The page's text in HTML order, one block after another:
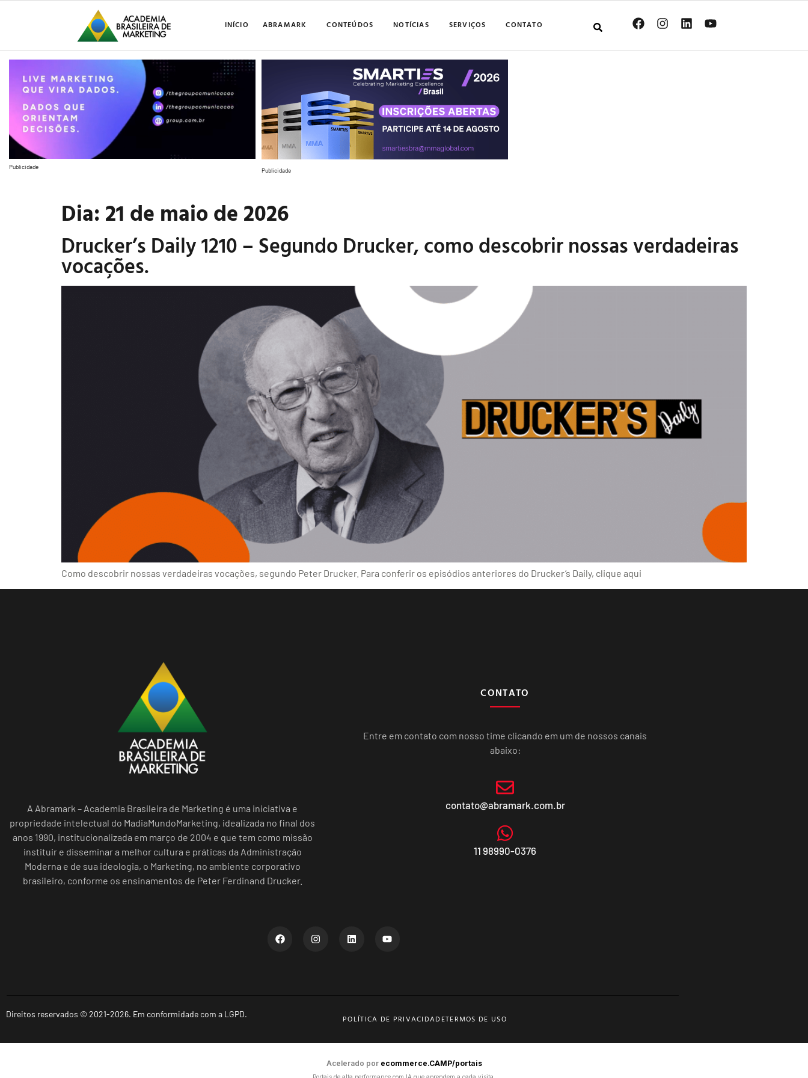
INÍCIO ABRAMARK CONTEÚDOS NOTÍCIAS SERVIÇOS CONTATO
Publicidade Publicidade
Dia: 21 de maio de 2026
Drucker’s Daily 1210 – Segundo Drucker, como descobrir nossas verdadeiras
vocações.
Como descobrir nossas verdadeiras vocações, segundo Peter Drucker. Para conferir os episódios anteriores do Drucker’s Daily, clique aqui
A Abramark – Academia Brasileira de Marketing é uma iniciativa e
propriedade intelectual do MadiaMundoMarketing, idealizada no final dos
anos 1990, institucionalizada em março de 2004 e que tem como missão
instituir e disseminar a melhor cultura e práticas da Administração
Moderna e de sua ideologia, o Marketing, no ambiente corporativo
brasileiro, conforme os ensinamentos de Peter Ferdinand Drucker.
CONTATO
Entre em contato com nosso time clicando em um de nossos canais
abaixo:
contato@abramark.com.br
11 98990-0376
Direitos reservados © 2021-2026. Em conformidade com a LGPD. POLÍTICA DE PRIVACIDADETERMOS DE USO
Acelerado por ecommerce.CAMP/portais